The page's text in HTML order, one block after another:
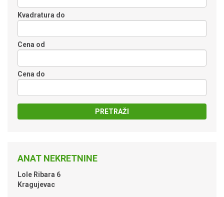
Kvadratura do
Cena od
Cena do
PRETRAŽI
ANAT NEKRETNINE
Lole Ribara 6
Kragujevac